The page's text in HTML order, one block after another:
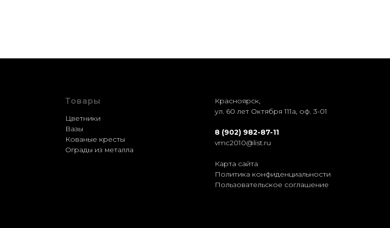
Товары
Цветники
Вазы
Кованые кресты
Ограды из металла
Красноярск,
ул. 60 лет Октября 111а, оф. 3-01
8 (902) 982-87-11
vmc2010@list.ru
Карта сайта
Политика конфиденциальности
Пользовательское соглашение